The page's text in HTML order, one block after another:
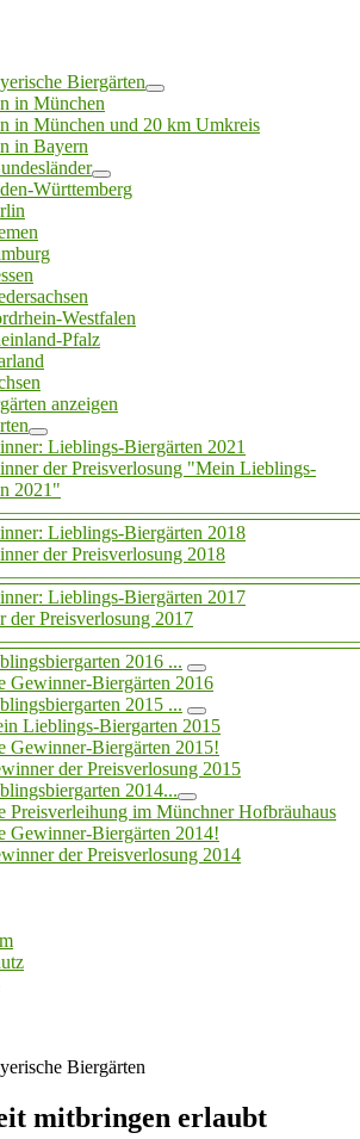
Biergärten
in München
in München und 20 km Umkreis
in Bayern
Württemberg
Westfalen
Pfalz
anzeigen
Lieblings-Biergärten 2021
der Preisverlosung "Mein Lieblings-
2021"
Lieblings-Biergärten 2018
der Preisverlosung 2018
Lieblings-Biergärten 2017
der Preisverlosung 2017
2016 ...
Gewinner-Biergärten 2016
2015 ...
Lieblings-Biergarten 2015
Gewinner-Biergärten 2015!
der Preisverlosung 2015
2014...
Preisverleihung im Münchner Hofbräuhaus
Gewinner-Biergärten 2014!
der Preisverlosung 2014
Biergärten
mitbringen erlaubt